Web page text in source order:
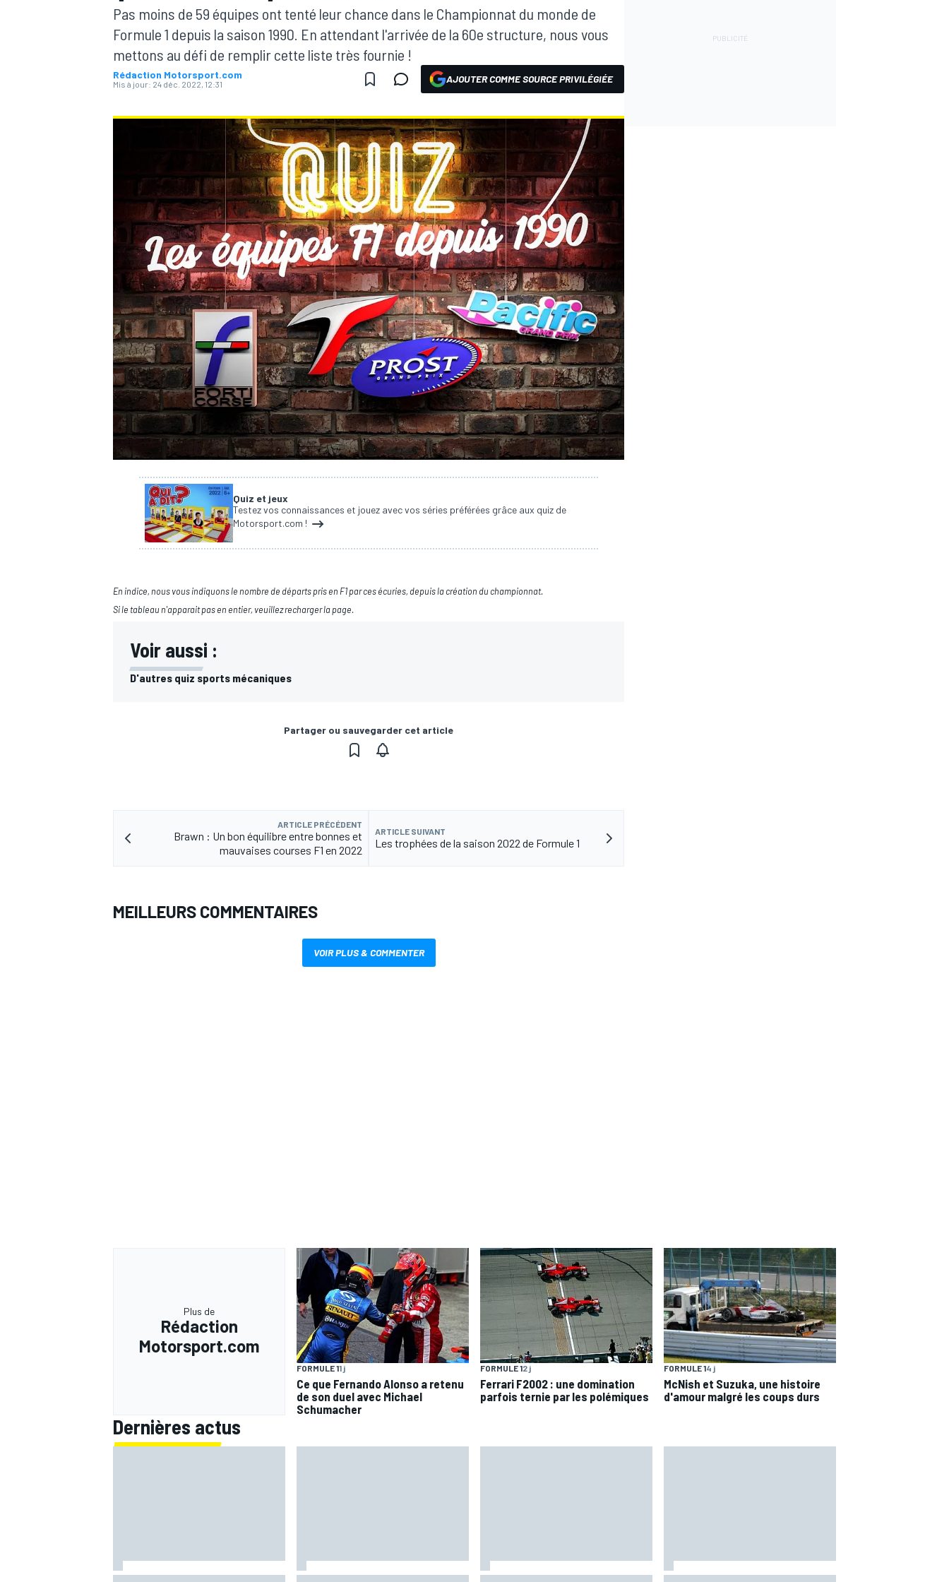
WRC
AUTRES CHAMPIONNATS
Pas moins de 59 équipes ont tenté leur chance dans le Championnat du monde de
Formule 1 depuis la saison 1990. En attendant l'arrivée de la 60e structure, nous vous
mettons au défi de remplir cette liste très fournie !
Rédaction Motorsport.com
Mis à jour: 24 déc. 2022, 12:31 AJOUTER COMME SOURCE PRIVILÉGIÉE
Quiz et jeux
Testez vos connaissances et jouez avec vos séries préférées grâce aux quiz de
Motorsport.com !
En indice, nous vous indiquons le nombre de départs pris en F1 par ces écuries, depuis la création du championnat.
Si le tableau n'apparait pas en entier, veuillez recharger la page.
Voir aussi :
D'autres quiz sports mécaniques
Partager ou sauvegarder cet article
ARTICLE PRÉCÉDENT
Brawn : Un bon équilibre entre bonnes et
mauvaises courses F1 en 2022
ARTICLE SUIVANT
Les trophées de la saison 2022 de Formule 1
MEILLEURS COMMENTAIRES
VOIR PLUS & COMMENTER
Plus de
Rédaction
Motorsport.com
FORMULE 11 j
Ce que Fernando Alonso a retenu
de son duel avec Michael
Schumacher
FORMULE 12 j
Ferrari F2002 : une domination
parfois ternie par les polémiques
FORMULE 14 j
McNish et Suzuka, une histoire
d'amour malgré les coups durs
Dernières actus